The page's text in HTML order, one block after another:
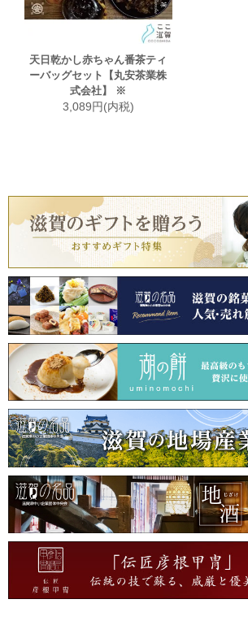
天日乾かし赤ちゃん番茶ティ
ーバッグセット【丸安茶業株
式会社】 ※
3,089円(内税)